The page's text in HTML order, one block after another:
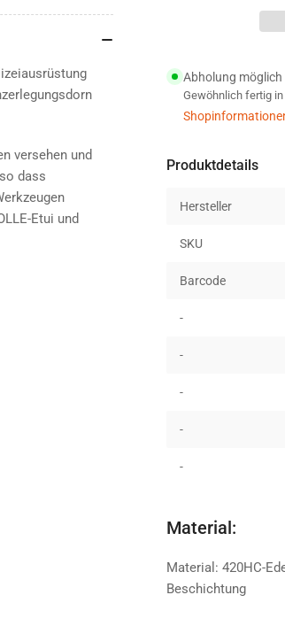
Abholung möglich
Gewöhnlich fertig
Produktdetails
Hersteller
SKU
Barcode
-
-
-
-
-
Material:
Material: 420HC-
Beschichtung
versehen und
dass
Etui und